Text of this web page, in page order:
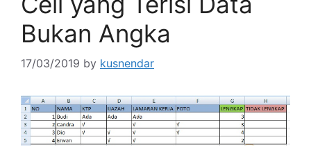
Bukan Angka
17/03/2019 by kusnendar